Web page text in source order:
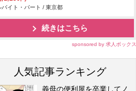
バイト・パート / 東京都
続きはこちら
sponsored by 求人ボックス
人気記事ランキング
義母の便利屋を卒業してノ